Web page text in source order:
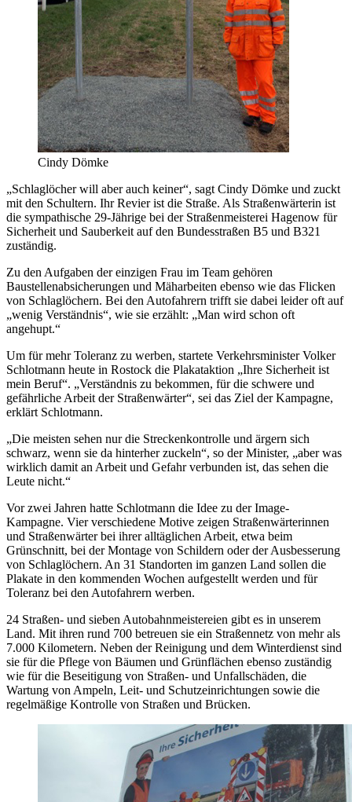
Cindy Dömke
„Schlaglöcher will aber auch keiner“, sagt Cindy Dömke und zuckt
mit den Schultern. Ihr Revier ist die Straße. Als Straßenwärterin ist
die sympathische 29-Jährige bei der Straßenmeisterei Hagenow für
Sicherheit und Sauberkeit auf den Bundesstraßen B5 und B321
zuständig.
Zu den Aufgaben der einzigen Frau im Team gehören
Baustellenabsicherungen und Mäharbeiten ebenso wie das Flicken
von Schlaglöchern. Bei den Autofahrern trifft sie dabei leider oft auf
„wenig Verständnis“, wie sie erzählt: „Man wird schon oft
angehupt.“
Um für mehr Toleranz zu werben, startete Verkehrsminister Volker
Schlotmann heute in Rostock die Plakataktion „Ihre Sicherheit ist
mein Beruf“. „Verständnis zu bekommen, für die schwere und
gefährliche Arbeit der Straßenwärter“, sei das Ziel der Kampagne,
erklärt Schlotmann.
„Die meisten sehen nur die Streckenkontrolle und ärgern sich
schwarz, wenn sie da hinterher zuckeln“, so der Minister, „aber was
wirklich damit an Arbeit und Gefahr verbunden ist, das sehen die
Leute nicht.“
Vor zwei Jahren hatte Schlotmann die Idee zu der Image-
Kampagne. Vier verschiedene Motive zeigen Straßenwärterinnen
und Straßenwärter bei ihrer alltäglichen Arbeit, etwa beim
Grünschnitt, bei der Montage von Schildern oder der Ausbesserung
von Schlaglöchern. An 31 Standorten im ganzen Land sollen die
Plakate in den kommenden Wochen aufgestellt werden und für
Toleranz bei den Autofahrern werben.
24 Straßen- und sieben Autobahnmeistereien gibt es in unserem
Land. Mit ihren rund 700 betreuen sie ein Straßennetz von mehr als
7.000 Kilometern. Neben der Reinigung und dem Winterdienst sind
sie für die Pflege von Bäumen und Grünflächen ebenso zuständig
wie für die Beseitigung von Straßen- und Unfallschäden, die
Wartung von Ampeln, Leit- und Schutzeinrichtungen sowie die
regelmäßige Kontrolle von Straßen und Brücken.